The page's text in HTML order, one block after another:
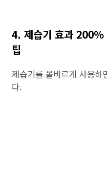
4. 제습기 효과 200%
팁
제습기를 올바르게 사용하
다.